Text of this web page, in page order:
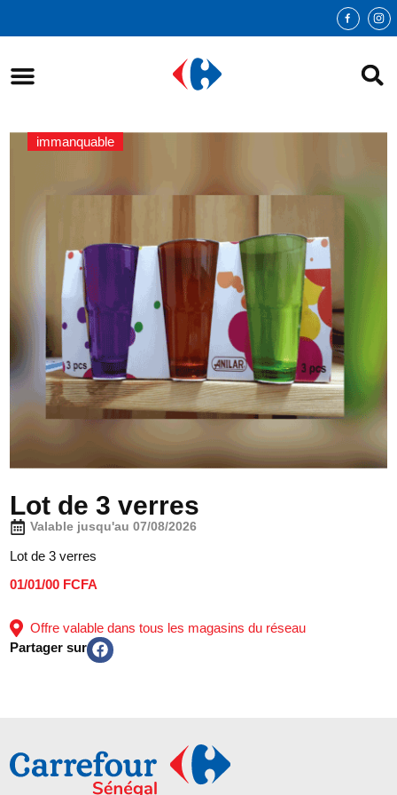
immanquable
Lot de 3 verres
Valable jusqu'au 07/08/2026
Lot de 3 verres
01/01/00 FCFA
Offre valable dans tous les magasins du réseau
Partager sur